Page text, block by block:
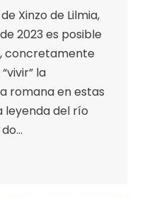
Xinzo de Lilmia,
2023 es posible
concretamente
la
romana en estas
leyenda del río